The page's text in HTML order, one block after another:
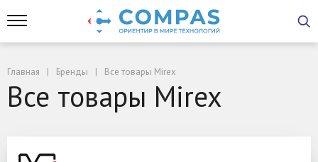
Главная Бренды Все товары Mirex
Все товары Mirex